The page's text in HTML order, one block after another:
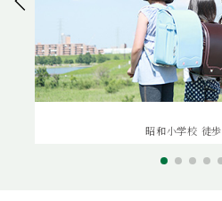
昭和小学校 徒歩